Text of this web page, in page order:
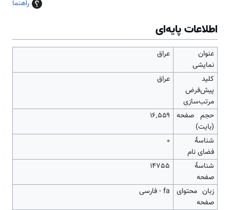
راهنما
اطلاعات پایه‌ای
عنوان
نمایشی
عراق
کلید
پیش‌فرض
مرتب‌سازی
عراق
حجم صفحه
(بایت)
۱۶٬۵۵۹
شناسهٔ
فضای نام
0
شناسهٔ
صفحه
14755
زبان محتوای
صفحه
fa - فارسی